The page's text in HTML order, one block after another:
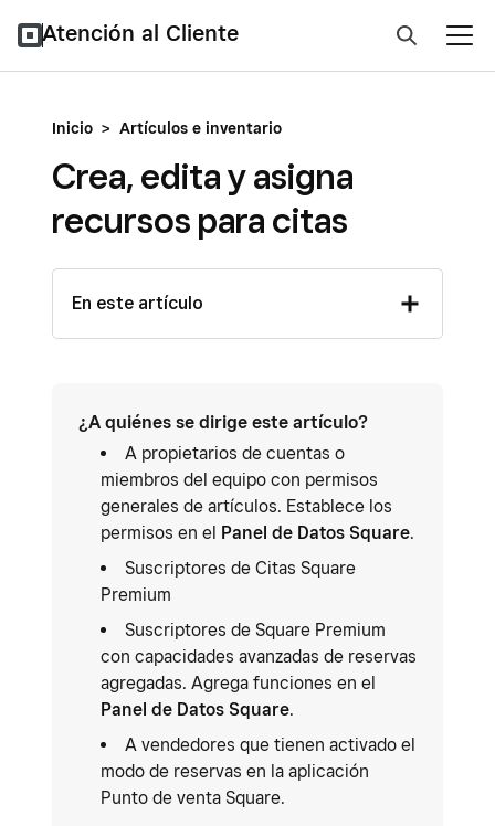
Atención al Cliente
Inicio > Artículos e inventario
Crea, edita y asigna
recursos para citas
En este artículo
¿A quiénes se dirige este artículo?
A propietarios de cuentas o
miembros del equipo con permisos
generales de artículos. Establece los
permisos en el Panel de Datos Square.
Suscriptores de Citas Square
Premium
Suscriptores de Square Premium
con capacidades avanzadas de reservas
agregadas. Agrega funciones en el
Panel de Datos Square.
A vendedores que tienen activado el
modo de reservas en la aplicación
Punto de venta Square.